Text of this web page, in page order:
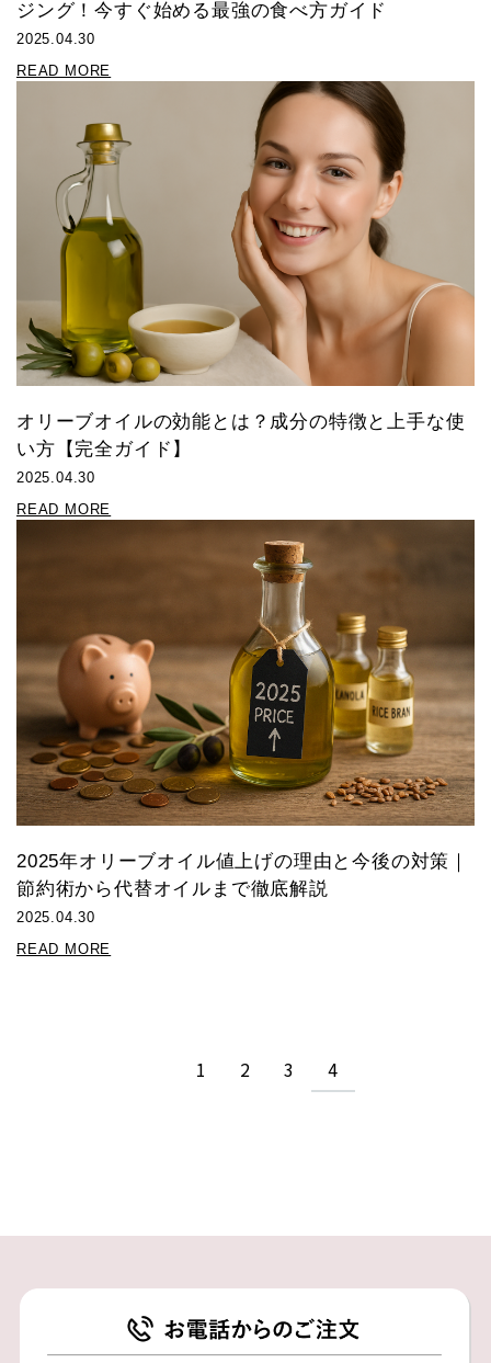
ジング！今すぐ始める最強の食べ方ガイド
2025.04.30
READ MORE
オリーブオイルの効能とは？成分の特徴と上手な使
い方【完全ガイド】
2025.04.30
READ MORE
2025年オリーブオイル値上げの理由と今後の対策｜
節約術から代替オイルまで徹底解説
2025.04.30
READ MORE
1 2 3 4